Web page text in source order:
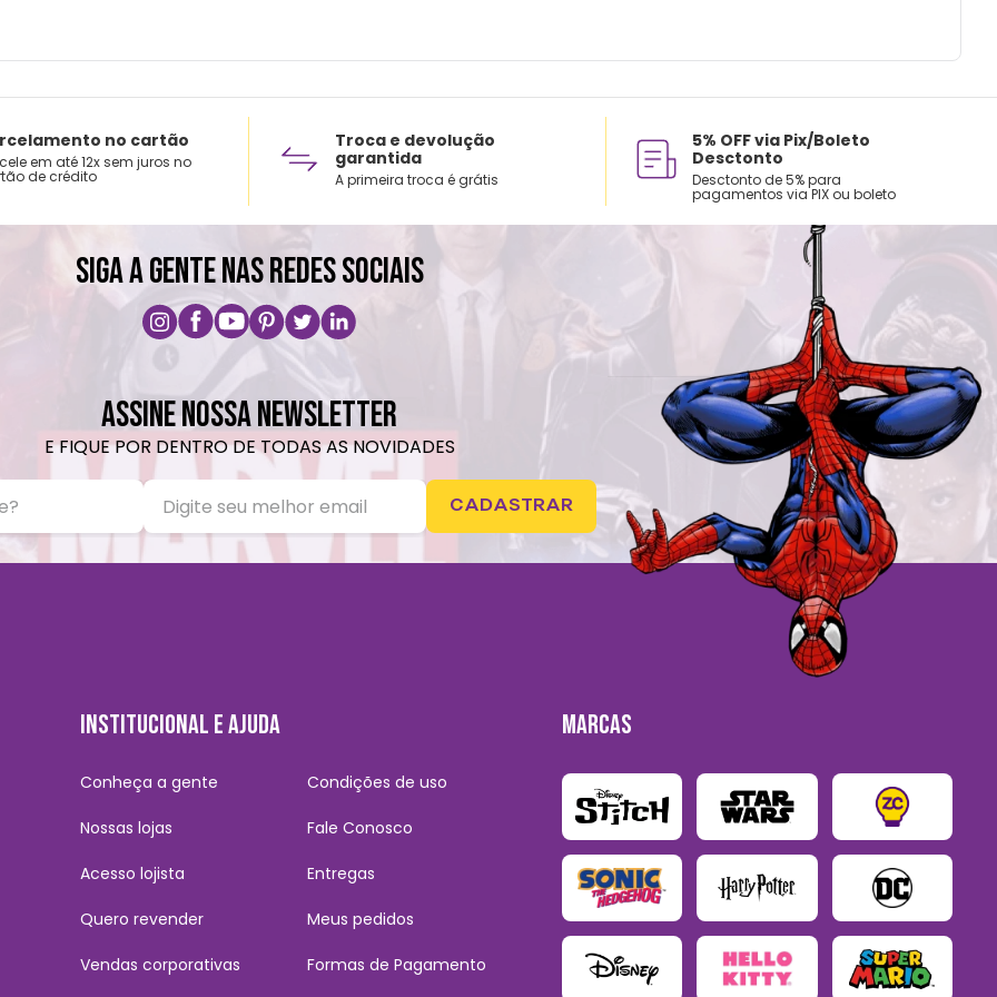
no cartão
em até 12x sem juros no
de crédito
Troca e devolução
garantida
A primeira troca é grátis
5% OFF via Pix/Boleto
Desctonto
Desctonto de 5% para
pagamentos via PIX ou boleto
SIGA A GENTE NAS REDES SOCIAIS
ASSINE NOSSA NEWSLETTER
E FIQUE POR DENTRO DE TODAS AS NOVIDADES
CADASTRAR
INSTITUCIONAL E AJUDA
Conheça a gente
Nossas lojas
Acesso lojista
Quero revender
Vendas corporativas
Condições de uso
Fale Conosco
Entregas
Meus pedidos
Formas de Pagamento
MARCAS